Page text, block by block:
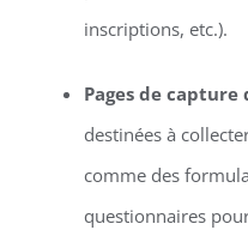
inscriptions, etc.).
Pages de capture
destinées à
comme des
questionnaires